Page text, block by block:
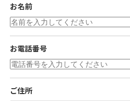
お名前
お電話番号
ご住所